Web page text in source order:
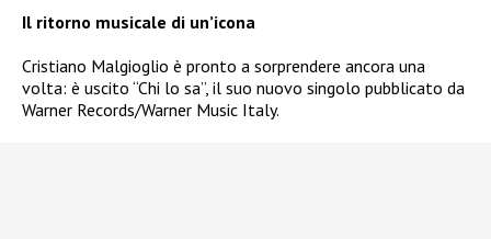
Il ritorno musicale di un’icona
Cristiano Malgioglio è pronto a sorprendere ancora una
volta: è uscito “Chi lo sa”, il suo nuovo singolo pubblicato da
Warner Records/Warner Music Italy.